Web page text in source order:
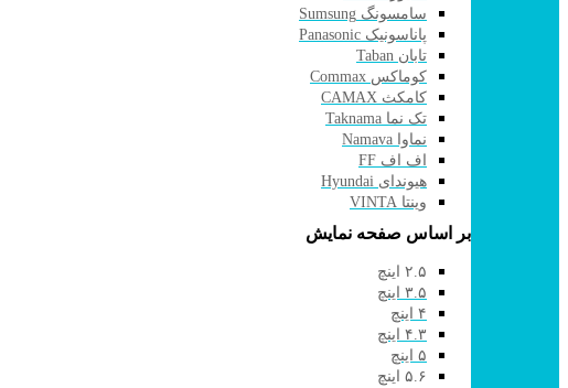
سامسونگ Sumsung
پاناسونیک Panasonic
تابان Taban
کوماکس Commax
کامکث CAMAX
تک نما Taknama
نماوا Namava
اف اف FF
هیوندای Hyundai
وینتا VINTA
بر اساس صفحه نمایش
۲.۵ اینچ
۳.۵ اینچ
۴ اینچ
۴.۳ اینچ
۵ اینچ
۵.۶ اینچ